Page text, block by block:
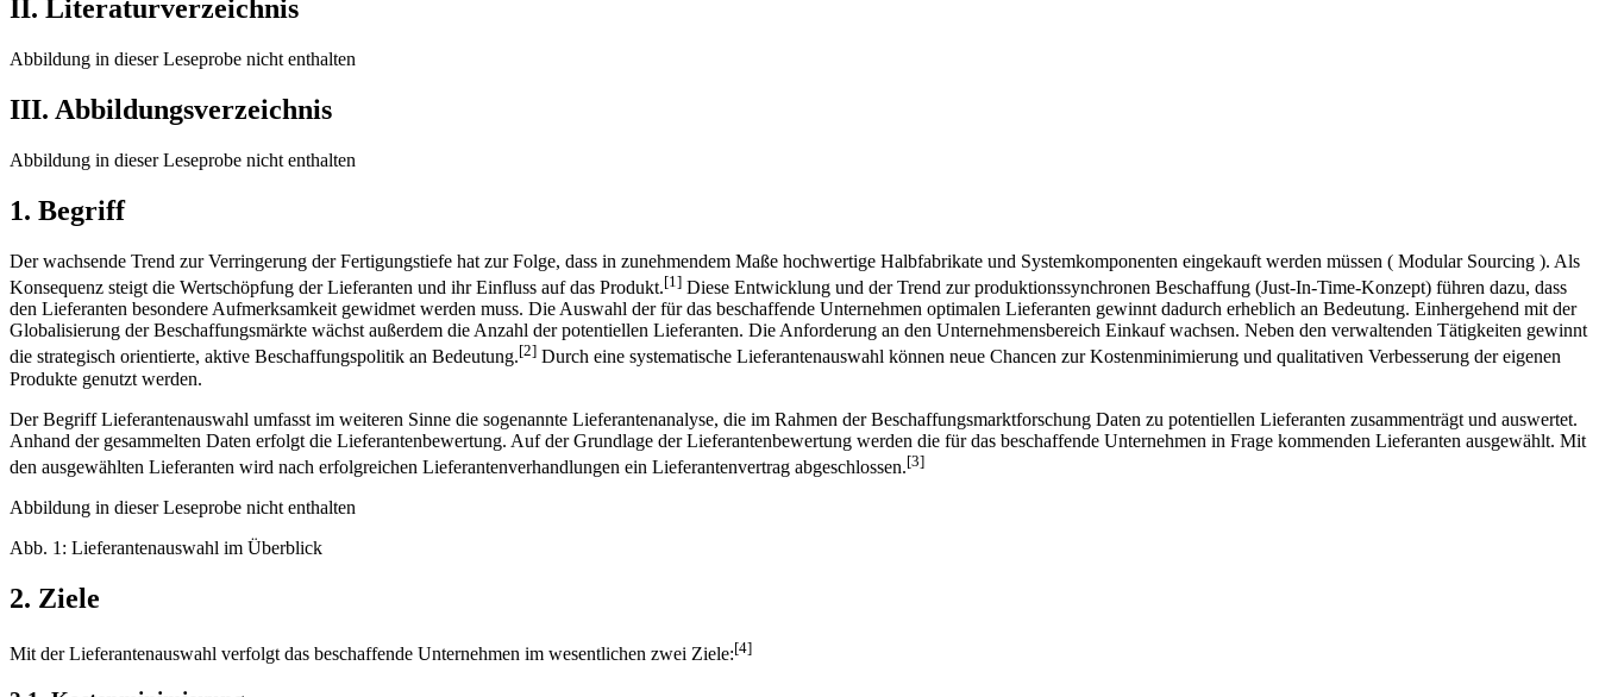
II. Literaturverzeichnis
Abbildung in dieser Leseprobe nicht enthalten
III. Abbildungsverzeichnis
Abbildung in dieser Leseprobe nicht enthalten
1. Begriff
Der wachsende Trend zur Verringerung der Fertigungstiefe hat zur Folge, dass in zunehmendem Maße hochwertige Halbfabrikate und Systemkomponenten eingekauft werden müssen ( Modular Sourcing ). Als
Konsequenz steigt die Wertschöpfung der Lieferanten und ihr Einfluss auf das Produkt.[1] Diese Entwicklung und der Trend zur produktionssynchronen Beschaffung (Just-In-Time-Konzept) führen dazu, dass
den Lieferanten besondere Aufmerksamkeit gewidmet werden muss. Die Auswahl der für das beschaffende Unternehmen optimalen Lieferanten gewinnt dadurch erheblich an Bedeutung. Einhergehend mit der
Globalisierung der Beschaffungsmärkte wächst außerdem die Anzahl der potentiellen Lieferanten. Die Anforderung an den Unternehmensbereich Einkauf wachsen. Neben den verwaltenden Tätigkeiten gewinnt
die strategisch orientierte, aktive Beschaffungspolitik an Bedeutung.[2] Durch eine systematische Lieferantenauswahl können neue Chancen zur Kostenminimierung und qualitativen Verbesserung der eigenen
Produkte genutzt werden.
Der Begriff Lieferantenauswahl umfasst im weiteren Sinne die sogenannte Lieferantenanalyse, die im Rahmen der Beschaffungsmarktforschung Daten zu potentiellen Lieferanten zusammenträgt und auswertet.
Anhand der gesammelten Daten erfolgt die Lieferantenbewertung. Auf der Grundlage der Lieferantenbewertung werden die für das beschaffende Unternehmen in Frage kommenden Lieferanten ausgewählt. Mit
den ausgewählten Lieferanten wird nach erfolgreichen Lieferantenverhandlungen ein Lieferantenvertrag abgeschlossen.[3]
Abbildung in dieser Leseprobe nicht enthalten
Abb. 1: Lieferantenauswahl im Überblick
2. Ziele
Mit der Lieferantenauswahl verfolgt das beschaffende Unternehmen im wesentlichen zwei Ziele:[4]